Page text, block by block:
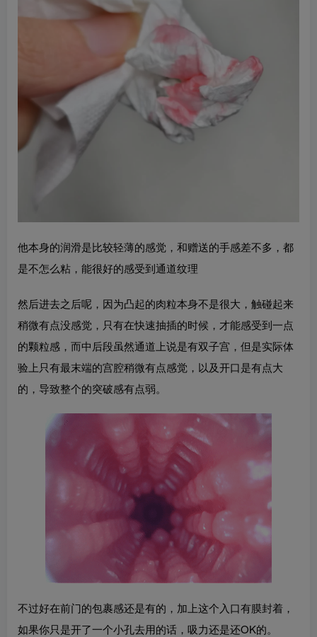
他本身的润滑是比较轻薄的感觉，和赠送的手感差不多，都
是不怎么粘，能很好的感受到通道纹理
然后进去之后呢，因为凸起的肉粒本身不是很大，触碰起来
稍微有点没感觉，只有在快速抽插的时候，才能感受到一点
的颗粒感，而中后段虽然通道上说是有双子宫，但是实际体
验上只有最末端的宫腔稍微有点感觉，以及开口是有点大
的，导致整个的突破感有点弱。
不过好在前门的包裹感还是有的，加上这个入口有膜封着，
如果你只是开了一个小孔去用的话，吸力还是还OK的。